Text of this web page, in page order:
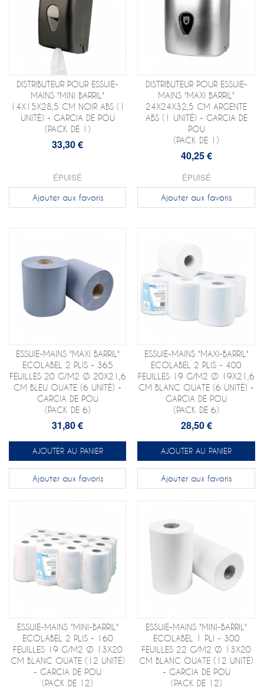
DISTRIBUTEUR POUR ESSUIE-
MAINS "MINI BARRIL"
14X15X28,5 CM NOIR ABS (1
UNITÉ) - GARCIA DE POU
(PACK DE 1)
33,30 €
ÉPUISÉ
Ajouter aux favoris
DISTRIBUTEUR POUR ESSUIE-
MAINS "MAXI BARRIL"
24X24X32,5 CM ARGENTE
ABS (1 UNITÉ) - GARCIA DE
POU
(PACK DE 1)
40,25 €
ÉPUISÉ
Ajouter aux favoris
ESSUIE-MAINS "MAXI BARRIL"
ECOLABEL 2 PLIS - 365
FEUILLES 20 G/M2 Ø 20X21,6
CM BLEU OUATE (6 UNITÉ) -
GARCIA DE POU
(PACK DE 6)
31,80 €
AJOUTER AU PANIER
Ajouter aux favoris
ESSUIE-MAINS "MAXI-BARRIL"
ECOLABEL 2 PLIS - 400
FEUILLES 19 G/M2 Ø 19X21,6
CM BLANC OUATE (6 UNITÉ) -
GARCIA DE POU
(PACK DE 6)
28,50 €
AJOUTER AU PANIER
Ajouter aux favoris
ESSUIE-MAINS "MINI-BARRIL"
ECOLABEL 2 PLIS - 160
FEUILLES 19 G/M2 Ø 13X20
CM BLANC OUATE (12 UNITÉ)
- GARCIA DE POU
(PACK DE 12)
ESSUIE-MAINS "MINI-BARRIL"
ECOLABEL 1 PLI - 300
FEUILLES 22 G/M2 Ø 13X20
CM BLANC OUATE (12 UNITÉ)
- GARCIA DE POU
(PACK DE 12)